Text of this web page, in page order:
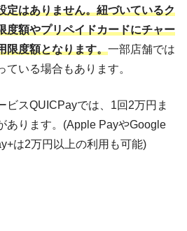
定はありません。紐づいているク
度額やプリペイドカードにチャー
限度額となります。一部店舗では
いる場合もあります。
ビスQUICPayでは、1回2万円ま
あります。(Apple PayやGoogle
は2万円以上の利用も可能)